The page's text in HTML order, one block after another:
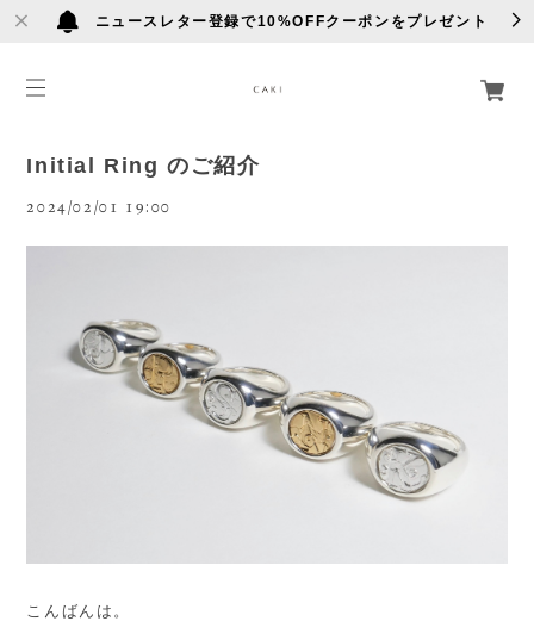
ニュースレター登録で10%OFFクーポンをプレゼント
Initial Ring のご紹介
2024/02/01 19:00
こんばんは。